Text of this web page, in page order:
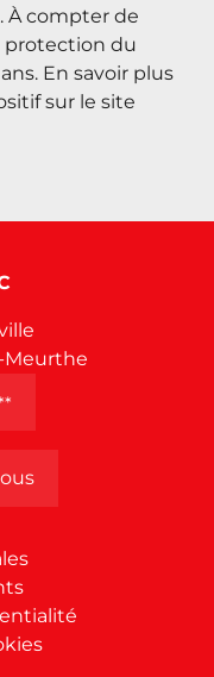
À compter de
protection du
En savoir plus
sur le site
Meurthe